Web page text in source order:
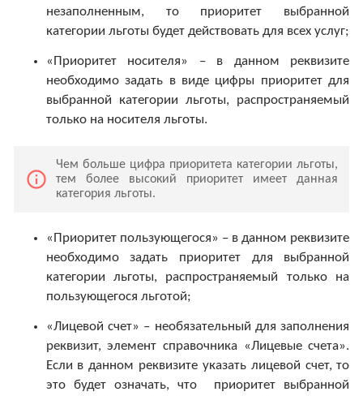
незаполненным, то приоритет выбранной
категории льготы будет действовать для всех услуг;
«Приоритет носителя» – в данном реквизите
необходимо задать в виде цифры приоритет для
выбранной категории льготы, распространяемый
только на носителя льготы.
info_outline
Чем больше цифра приоритета категории льготы,
тем более высокий приоритет имеет данная
категория льготы.
«Приоритет пользующегося» – в данном реквизите
необходимо задать приоритет для выбранной
категории льготы, распространяемый только на
пользующегося льготой;
«Лицевой счет» – необязательный для заполнения
реквизит, элемент справочника «Лицевые счета».
Если в данном реквизите указать лицевой счет, то
это будет означать, что приоритет выбранной